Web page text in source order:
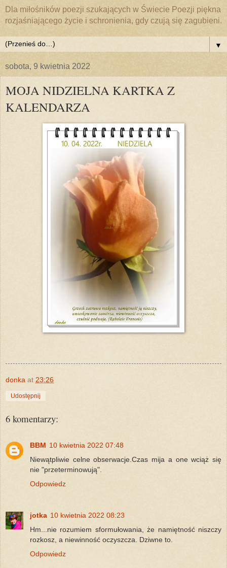
Dla miłośników poezji szukających w Świecie Poezji piękna
rozjaśniającego życie i schronienia, gdy czują się zagubieni.
▼
sobota, 9 kwietnia 2022
MOJA NIDZIELNA KARTKA Z
KALENDARZA
donka at 23:26
Udostępnij
6 komentarzy:
BBM 10 kwietnia 2022 07:48
Niewątpliwie celne obserwacje.Czas mija a one wciąż się
nie "przeterminowują".
Odpowiedz
jotka 10 kwietnia 2022 08:23
Hm...nie rozumiem sformułowania, że namiętność niszczy
rozkosz, a niewinność oczyszcza. Dziwne to.
Odpowiedz